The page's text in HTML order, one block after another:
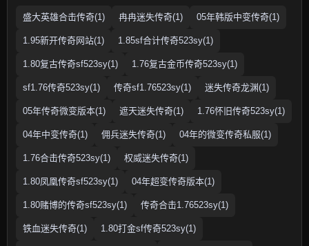
盛大英雄合击传奇(1) 冉冉迷失传奇(1) 05年韩版中变传奇(1)
1.95新开传奇网站(1) 1.85sf合计传奇523sy(1)
1.80复古传奇sf523sy(1) 1.76复古金币传奇523sy(1)
sf1.76传奇523sy(1) 传奇sf1.76523sy(1) 迷失传奇龙渊(1)
05年传奇微变版本(1) 遮天迷失传奇(1) 1.76怀旧传奇523sy(1)
04年中变传奇(1) 佣兵迷失传奇(1) 04年的微变传奇私服(1)
1.76合击传奇523sy(1) 权威迷失传奇(1)
1.80凤凰传奇sf523sy(1) 04年超变传奇版本(1)
1.80赌博的传奇sf523sy(1) 传奇合击1.76523sy(1)
铁血迷失传奇(1) 1.80打金sf传奇523sy(1)